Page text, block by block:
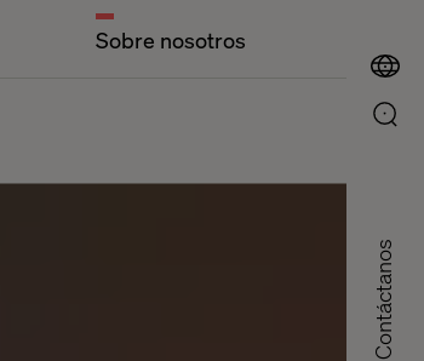
Sobre nosotros
Contáctanos